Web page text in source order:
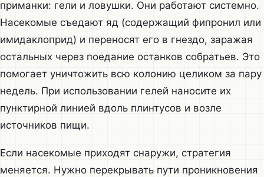
приманки: гели и ловушки. Они работают системно.
Насекомые съедают яд (содержащий фипронил или
имидаклоприд) и переносят его в гнездо, заражая
остальных через поедание останков собратьев. Это
помогает уничтожить всю колонию целиком за пару
недель. При использовании гелей наносите их
пунктирной линией вдоль плинтусов и возле
источников пищи.
Если насекомые приходят снаружи, стратегия
меняется. Нужно перекрывать пути проникновения